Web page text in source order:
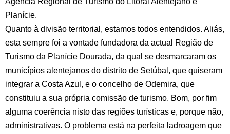
Planície.
Quanto à divisão territorial, estamos todos entendidos. Aliás,
esta sempre foi a vontade fundadora da actual Região de
Turismo da Planície Dourada, da qual se desmarcaram os
municípios alentejanos do distrito de Setúbal, que quiseram
integrar a Costa Azul, e o concelho de Odemira, que
constituiu a sua própria comissão de turismo. Bom, por fim
alguma coerência nisto das regiões turísticas e, porque não,
administrativas. O problema está na perfeita ladroagem que